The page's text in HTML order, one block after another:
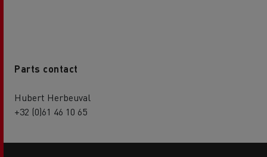
Parts contact
Hubert Herbeuval
+32 (0)61 46 10 65